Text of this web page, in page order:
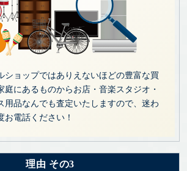
ショップではありえないほどの豊富な買
庭にあるものからお店・音楽スタジオ・
用品なんでも査定いたしますので、迷わ
お電話ください！
理由 その3